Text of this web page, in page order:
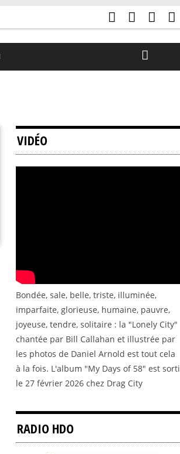
VIDÉO
Bondée, sale, belle, triste, illuminée,
imparfaite, glorieuse, humaine, pauvre,
joyeuse, tendre, solitaire : la "Lonely City"
chantée par Bill Callahan et illustrée par
les photos de Daniel Arnold est tout cela
à la fois. L'album "My Days of 58" est sorti
le 27 février 2026 chez Drag City
RADIO HDO